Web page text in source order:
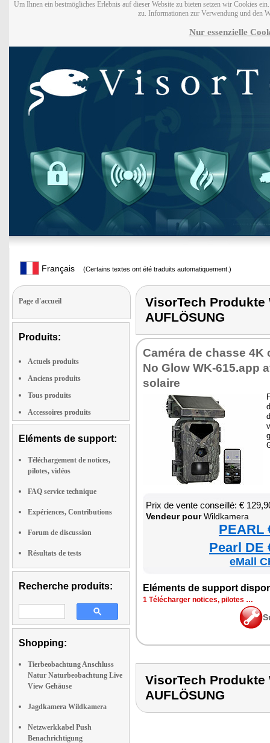
Um Ihnen ein bestmögliches Erlebnis auf dieser Website zu bieten setzen wir Cookies
zu. Informationen zur Verwendung und den
Nur essenzielle
Français (Certains textes ont été traduits automatiquement.)
Page d'accueil
Produits:
Actuels produits
Anciens produits
Tous produits
Accessoires produits
Eléments de support:
Téléchargement de notices,
pilotes, vidéos
FAQ service technique
Expériences, Contributions
Forum de discussion
Résultats de tests
Recherche produits:
Shopping:
Tierbeobachtung Anschluss
Natur Naturbeobachtung Live
View Gehäuse
Jagdkamera Wildkamera
Netzwerkkabel Push
Benachrichtigung
VisorTech Produkte
AUFLÖSUNG
Caméra de chasse 4K
No Glow WK-615.app
solaire
Prix de vente conseillé: €
Ven­deur pourWild­ka­mera
PEARL
Pearl DE
eMall
Elé­ments de sup­port
1 Télé­char­ger notices, pilotes …
VisorTech Produkte
AUFLÖSUNG